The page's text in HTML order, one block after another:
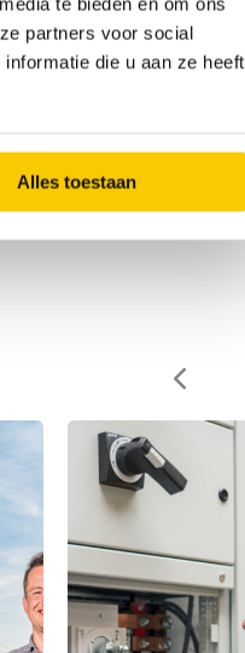
partners voor social
die u aan ze heeft
Alles toestaan